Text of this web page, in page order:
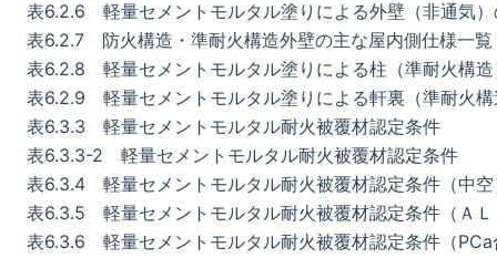
表6.2.6 軽量セメントモルタル塗りによる外壁（非通気
表6.2.7 防火構造・準耐火構造外壁の主な屋内側仕様一覧
表6.2.8 軽量セメントモルタル塗りによる柱（準耐火構
表6.2.9 軽量セメントモルタル塗りによる軒裏（準耐火
表6.3.3 軽量セメントモルタル耐火被覆材認定条件
表6.3.3-2 軽量セメントモルタル耐火被覆材認定条件
表6.3.4 軽量セメントモルタル耐火被覆材認定条件（中空
表6.3.5 軽量セメントモルタル耐火被覆材認定条件（Ａ
表6.3.6 軽量セメントモルタル耐火被覆材認定条件（PCa